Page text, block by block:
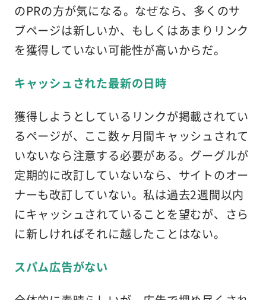
のPRの方が気になる。なぜなら、多くのサ
ブページは新しいか、もしくはあまりリンク
を獲得していない可能性が高いからだ。
キャッシュされた最新の日時
獲得しようとしているリンクが掲載されてい
るページが、ここ数ヶ月間キャッシュされて
いないなら注意する必要がある。グーグルが
定期的に改訂していないなら、サイトのオー
ナーも改訂していない。私は過去2週間以内
にキャッシュされていることを望むが、さら
に新しければそれに越したことはない。
スパム広告がない